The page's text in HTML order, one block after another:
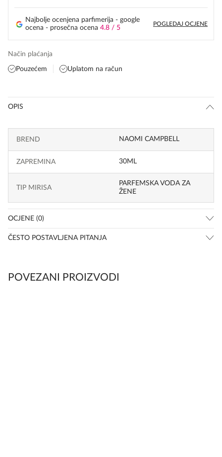
Najbolje ocenjena parfimerija - google
ocena - prosečna ocena 4.8 / 5
POGLEDAJ OCJENE
Način plaćanja
Pouzećem Uplatom na račun
OPIS
BREND NAOMI CAMPBELL
ZAPREMINA 30ML
TIP MIRISA
PARFEMSKA VODA ZA
ŽENE
OCJENE (0)
ČESTO POSTAVLJENA PITANJA
POVEZANI PROIZVODI